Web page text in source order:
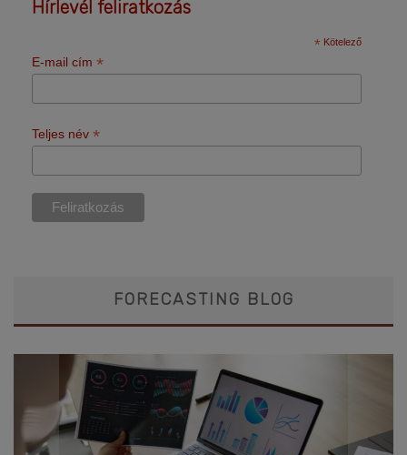
Hírlevél feliratkozás
* Kötelező
E-mail cím *
Teljes név *
FORECASTING BLOG